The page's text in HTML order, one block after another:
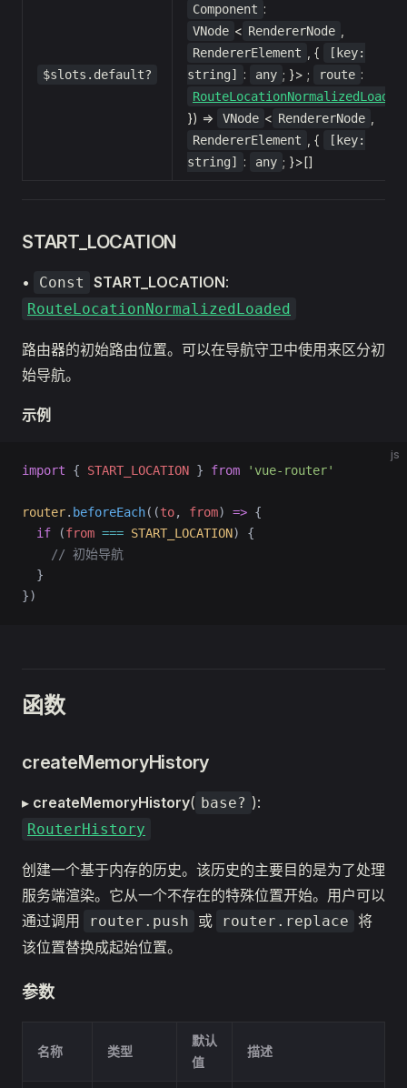
$slots.default?
Component :
VNode < RendererNode
RendererElement , {
[key:
string]
: any ; }> ; route :
RouteLocationNormalizedLoaded
}) => VNode < RendererNode
RendererElement , {
[key:
string]
: any ; }>[]
START_LOCATION
• Const START_LOCATION:
RouteLocationNormalizedLoaded
路由器的初始路由位置。可以在导航守卫中使用来区分初
始导航。
示例
js
import { START_LOCATION } from 'vue-router'
router. beforeEach((to, from) => {
  if
(from === START_LOCATION) {
    // 初始导航
  }
})
函数
createMemoryHistory
▸ createMemoryHistory( base? ):
RouterHistory
创建一个基于内存的历史。该历史的主要目的是为了处理
服务端渲染。它从一个不存在的特殊位置开始。用户可以
通过调用
router.push 或 router.replace 将
该位置替换成起始位置。
参数
名称 类型
默认
值
描述